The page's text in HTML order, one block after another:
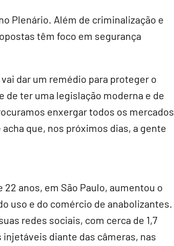
Plenário. Além de criminalização e
têm foco em segurança
dar um remédio para proteger o
ter uma legislação moderna e de
enxergar todos os mercados
que, nos próximos dias, a gente
anos, em São Paulo, aumentou o
uso e do comércio de anabolizantes.
redes sociais, com cerca de 1,7
diante das câmeras, nas